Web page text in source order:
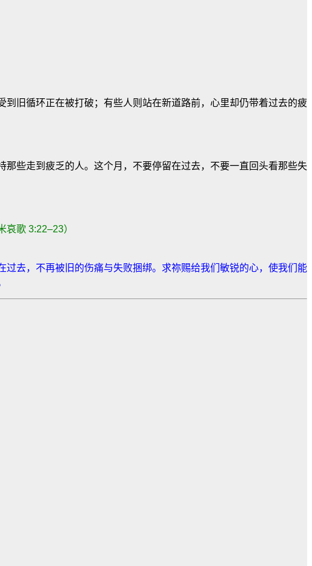
旧循环正在被打破；有些人则站在新道路前，心里却仍带着过去的疲
些走到疲乏的人。这个月，不要停留在过去，不要一直回头看那些失
哀歌 3:22–23）
过去，不再被旧的伤痛与失败捆绑。求祢赐给我们敏锐的心，使我们能